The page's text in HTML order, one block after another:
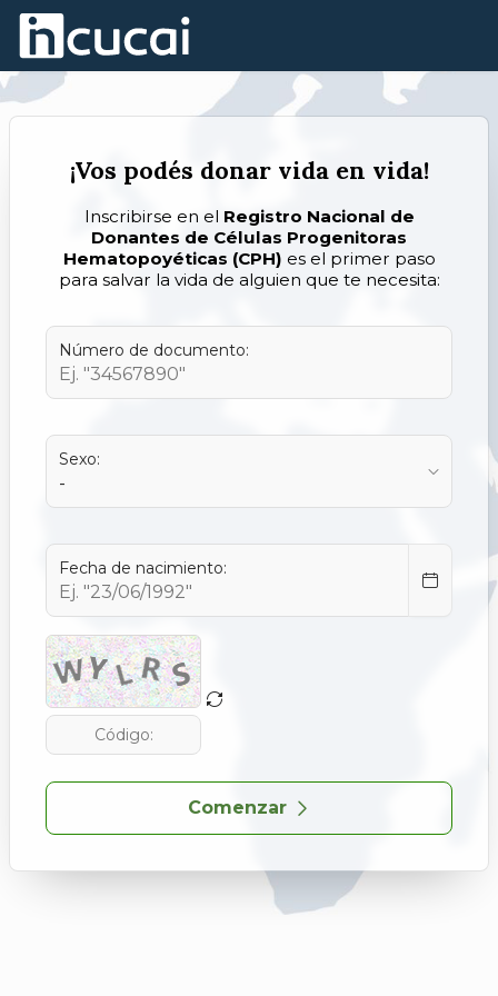
Skip to Main Content
¡Vos podés donar vida en vida!
Inscribirse en el Registro Nacional de
Donantes de Células Progenitoras
Hematopoyéticas (CPH) es el primer paso
para salvar la vida de alguien que te necesita:
Número de documento:
Sexo:
Fecha de nacimiento:
Comenzar